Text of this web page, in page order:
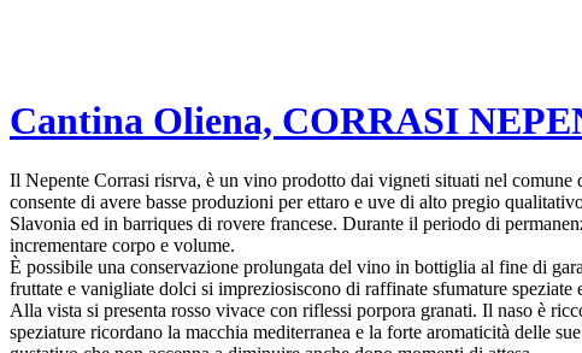
Cantina Oliena, CORRASI
Il Nepente Corrasi risrva, è un vino prodotto dai vigneti situati nel
consente di avere basse produzioni per ettaro e uve di alto pregio
Slavonia ed in barriques di rovere francese. Durante il periodo di
incrementare corpo e volume.
È possibile una conservazione prolungata del vino in bottiglia al fine di
fruttate e vanigliate dolci si impreziosiscono di raffinate sfumature speziate
Alla vista si presenta rosso vivace con riflessi porpora granati. Il naso è
speziature ricordano la macchia mediterranea e la forte aromaticità delle